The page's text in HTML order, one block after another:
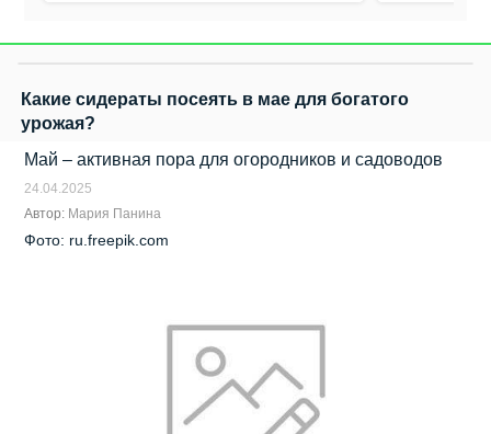
Какие сидераты посеять в мае для богатого
урожая?
Май – активная пора для огородников и садоводов
24.04.2025
Автор: Мария Панина
Фото: ru.freepik.com